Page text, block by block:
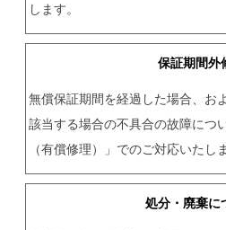
します。
保証期間外
無償保証期間を経過した場合、お
該当する場合の不具合の故障につ
（有償修理）」でのご対応いたし
処分・廃棄に